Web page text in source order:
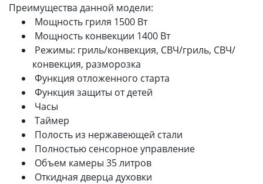
Преимущества данной модели:
Мощность гриля 1500 Вт
Мощность конвекции 1400 Вт
Режимы: гриль/конвекция, СВЧ/гриль, СВЧ/
конвекция, разморозка
Функция отложенного старта
Функция защиты от детей
Часы
Таймер
Полость из нержавеющей стали
Полностью сенсорное управление
Объем камеры 35 литров
Откидная дверца духовки